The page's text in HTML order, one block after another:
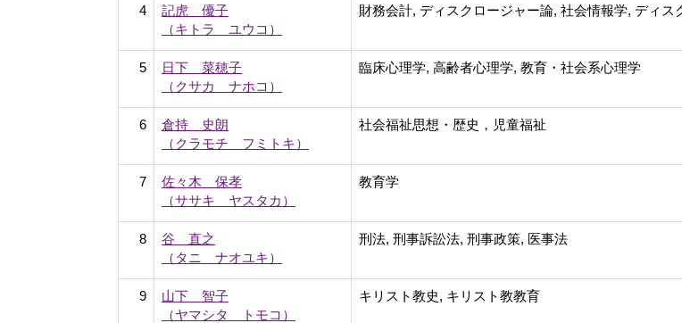
4
記虎 優子
（キトラ ユウコ）
財務会計, ディスクロージャー論, 社会情報学, ディス
5
日下 菜穂子
（クサカ ナホコ）
臨床心理学, 高齢者心理学, 教育・社会系心理学
6
倉持 史朗
（クラモチ フミトキ）
社会福祉思想・歴史，児童福祉
7
佐々木 保孝
（ササキ ヤスタカ）
教育学
8
谷 直之
（タニ ナオユキ）
刑法, 刑事訴訟法, 刑事政策, 医事法
9
山下 智子
（ヤマシタ トモコ）
キリスト教史, キリスト教教育